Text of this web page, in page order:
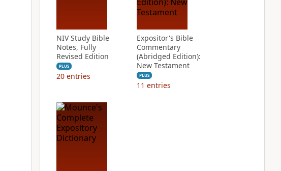
NIV Study Bible
Notes, Fully
Revised Edition
PLUS
20 entries
Expositor's Bible
Commentary
(Abridged Edition):
New Testament
PLUS
11 entries